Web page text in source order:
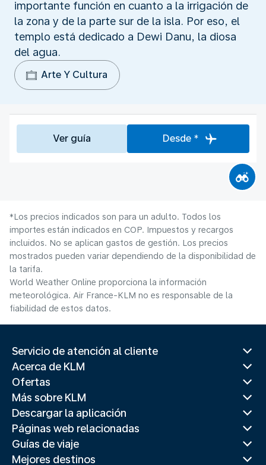
importante función en cuanto a la irrigación de
la zona y de la parte sur de la isla. Por eso, el
templo está dedicado a Dewi Danu, la diosa
del agua.
Arte Y Cultura
Ver guía Desde *
*Los precios indicados son para un adulto. Todos los
importes están indicados en COP. Impuestos y recargos
incluidos. No se aplican gastos de gestión. Los precios
mostrados pueden variar dependiendo de la disponibilidad de
la tarifa.
World Weather Online proporciona la información
meteorológica. Air France-KLM no es responsable de la
fiabilidad de estos datos.
Servicio de atención al cliente
Acerca de KLM
Ofertas
Más sobre KLM
Descargar la aplicación
Páginas web relacionadas
Guías de viaje
Mejores destinos